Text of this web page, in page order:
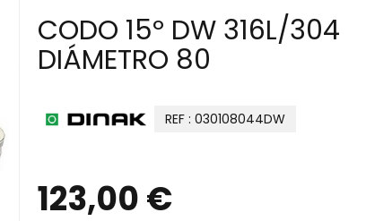
CODO 15º DW 316L/304
DIÁMETRO 80
REF : 030108044DW
123,00 €